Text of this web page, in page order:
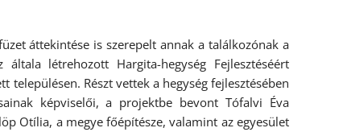
áttekintése is szerepelt annak a találkozónak a
létrehozott Hargita-hegység Fejlesztéséért
településen. Részt vettek a hegység fejlesztésében
képviselői, a projektbe bevont Tófalvi Éva
Otília, a megye főépítésze, valamint az egyesület